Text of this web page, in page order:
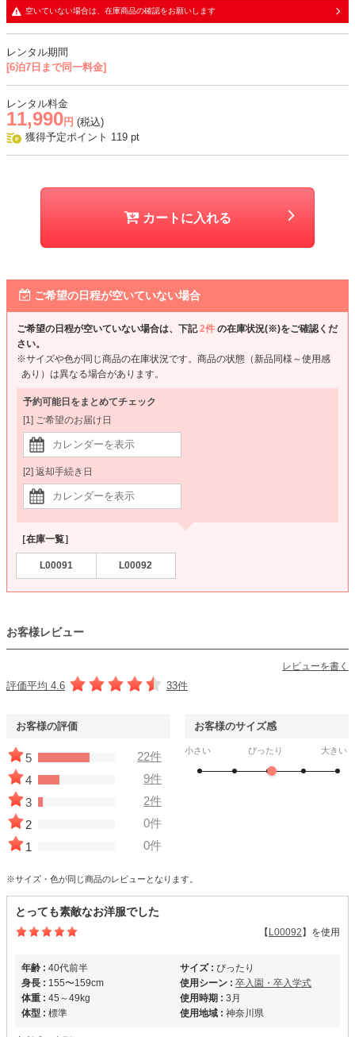
・ジャケットとワンピースのトップス部分はツイード生地
・スカート部分は手触りの良い柔らかな生地
結婚式、顔合わせ、入学式、卒業式、式典、七五三、お宮参りなど
空いていない場合は、在庫商品の確認をお願いします
レンタル期間
[6泊7日まで同一料金]
レンタル料金
11,990 円 (税込)
獲得予定ポイント 119 pt
カートに入れる
ご希望の日程が空いていない場合
ご希望の日程が空いていない場合は、下記2件 の在庫状況(※)をご確認くだ
さい。
※サイズや色が同じ商品の在庫状況です。商品の状態（新品同様～使用感
あり）は異なる場合があります。
予約可能日をまとめてチェック
[1] ご希望のお届け日
[2] 返却手続き日
［在庫一覧］
L00091 L00092
お客様レビュー
レビューを書く
評価平均 4.6 33件
お客様の評価
5
22件
4
9件
3
2件
2
0件
1
0件
お客様のサイズ感
小さい ぴったり 大きい
※サイズ・色が同じ商品のレビューとなります。
とっても素敵なお洋服でした
【 L00092 】を使用
年齢 : 40代前半
身長 : 155〜159cm
体重 : 45～49kg
体型 : 標準
サイズ : ぴったり
使用シーン : 卒入園・卒入学式
使用時期 : 3月
使用地域 : 神奈川県